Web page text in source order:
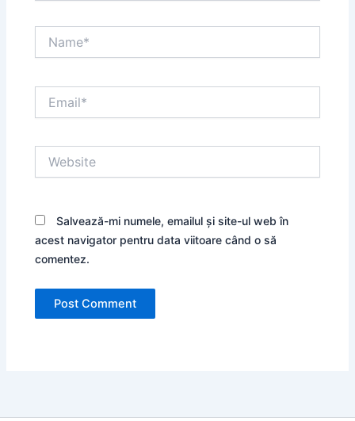
Salvează-mi numele, emailul și site-ul web în
acest navigator pentru data viitoare când o să
comentez.